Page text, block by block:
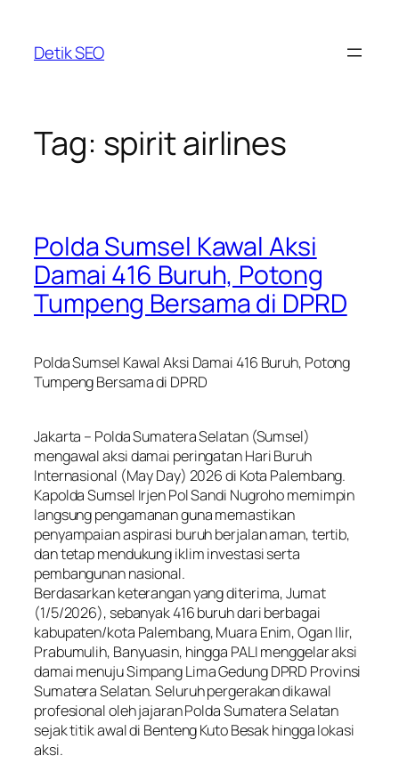
content
Detik SEO
Tag: spirit airlines
Polda Sumsel Kawal Aksi
Damai 416 Buruh, Potong
Tumpeng Bersama di DPRD
Polda Sumsel Kawal Aksi Damai 416 Buruh, Potong
Tumpeng Bersama di DPRD
Jakarta – Polda Sumatera Selatan (Sumsel)
mengawal aksi damai peringatan Hari Buruh
Internasional (May Day) 2026 di Kota Palembang.
Kapolda Sumsel Irjen Pol Sandi Nugroho memimpin
langsung pengamanan guna memastikan
penyampaian aspirasi buruh berjalan aman, tertib,
dan tetap mendukung iklim investasi serta
pembangunan nasional.
Berdasarkan keterangan yang diterima, Jumat
(1/5/2026), sebanyak 416 buruh dari berbagai
kabupaten/kota Palembang, Muara Enim, Ogan Ilir,
Prabumulih, Banyuasin, hingga PALI menggelar aksi
damai menuju Simpang Lima Gedung DPRD Provinsi
Sumatera Selatan. Seluruh pergerakan dikawal
profesional oleh jajaran Polda Sumatera Selatan
sejak titik awal di Benteng Kuto Besak hingga lokasi
aksi.